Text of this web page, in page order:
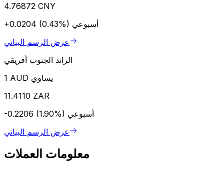
4.76872 CNY
+0.0204 (0.43%) أسبوعي
عرض الرسم البياني
الراند الجنوب أفريقي
1 AUD يساوي
11.4110 ZAR
-0.2206 (1.90%) أسبوعي
عرض الرسم البياني
معلومات العملات